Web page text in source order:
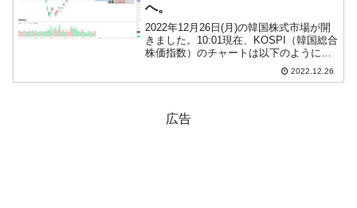
へ。
2022年12月26日(月)の韓国株式市場が開
きました。10:01現在、KOSPI（韓国総合
株価指数）のチャートは以下のようにな
『Investing.com』より引用）。下落して
2022.12.26
広告